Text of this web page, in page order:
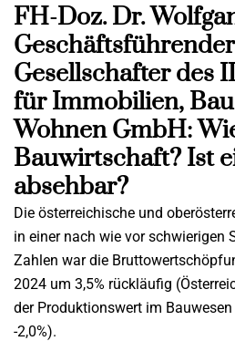
FH-Doz. Dr.
Geschäftsführender
Gesellschafter des
für Immobilien,
Wohnen GmbH:
Bauwirtschaft? Ist
absehbar?
Die österreichische und
in einer nach wie vor schwierigen
Zahlen war die
2024 um 3,5% rückläufig
der Produktionswert im
-2,0%).